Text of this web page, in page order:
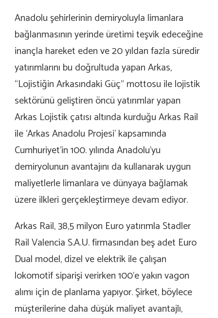
Anadolu şehirlerinin demiryoluyla limanlara
bağlanmasının yerinde üretimi teşvik edeceğine
inançla hareket eden ve 20 yıldan fazla süredir
yatırımlarını bu doğrultuda yapan Arkas,
“Lojistiğin Arkasındaki Güç” mottosu ile lojistik
sektörünü geliştiren öncü yatırımlar yapan
Arkas Lojistik çatısı altında kurduğu Arkas Rail
ile ‘Arkas Anadolu Projesi’ kapsamında
Cumhuriyet’in 100. yılında Anadolu’yu
demiryolunun avantajını da kullanarak uygun
maliyetlerle limanlara ve dünyaya bağlamak
üzere ilkleri gerçekleştirmeye devam ediyor.
Arkas Rail, 38,5 milyon Euro yatırımla Stadler
Rail Valencia S.A.U. firmasından beş adet Euro
Dual model, dizel ve elektrik ile çalışan
lokomotif siparişi verirken 100’e yakın vagon
alımı için de planlama yapıyor. Şirket, böylece
müşterilerine daha düşük maliyet avantajlı,